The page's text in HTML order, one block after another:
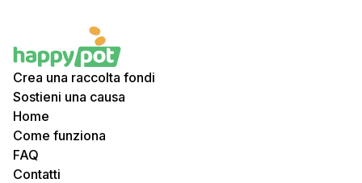
Crea una raccolta fondi
Sostieni una causa
Home
Come funziona
FAQ
Contatti